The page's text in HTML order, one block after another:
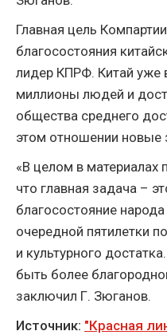
Главная цель
благосостояния
лидер КПРФ. Китай уже
миллионы людей и
общества среднего
этом отношении новые
«В целом в материалах
что главная задача –
благосостояние
очередной пятилетки
и культурного
быть более
заключил Г. Зюганов.
Источник: "Красная